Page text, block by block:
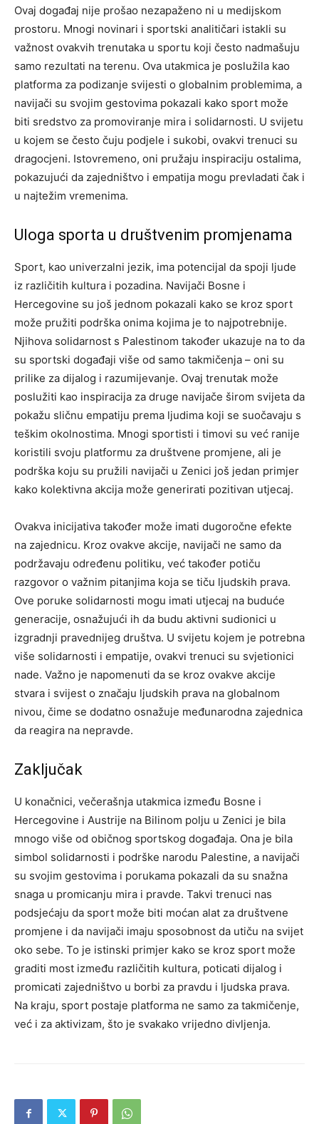
Ovaj događaj nije prošao nezapaženo ni u medijskom
prostoru. Mnogi novinari i sportski analitičari istakli su
važnost ovakvih trenutaka u sportu koji često nadmašuju
samo rezultati na terenu. Ova utakmica je poslužila kao
platforma za podizanje svijesti o globalnim problemima, a
navijači su svojim gestovima pokazali kako sport može
biti sredstvo za promoviranje mira i solidarnosti. U svijetu
u kojem se često čuju podjele i sukobi, ovakvi trenuci su
dragocjeni. Istovremeno, oni pružaju inspiraciju ostalima,
pokazujući da zajedništvo i empatija mogu prevladati čak i
u najtežim vremenima.
Uloga sporta u društvenim promjenama
Sport, kao univerzalni jezik, ima potencijal da spoji ljude
iz različitih kultura i pozadina. Navijači Bosne i
Hercegovine su još jednom pokazali kako se kroz sport
može pružiti podrška onima kojima je to najpotrebnije.
Njihova solidarnost s Palestinom također ukazuje na to da
su sportski događaji više od samo takmičenja – oni su
prilike za dijalog i razumijevanje. Ovaj trenutak može
poslužiti kao inspiracija za druge navijače širom svijeta da
pokažu sličnu empatiju prema ljudima koji se suočavaju s
teškim okolnostima. Mnogi sportisti i timovi su već ranije
koristili svoju platformu za društvene promjene, ali je
podrška koju su pružili navijači u Zenici još jedan primjer
kako kolektivna akcija može generirati pozitivan utjecaj.
Ovakva inicijativa također može imati dugoročne efekte
na zajednicu. Kroz ovakve akcije, navijači ne samo da
podržavaju određenu politiku, već također potiču
razgovor o važnim pitanjima koja se tiču ljudskih prava.
Ove poruke solidarnosti mogu imati utjecaj na buduće
generacije, osnažujući ih da budu aktivni sudionici u
izgradnji pravednijeg društva. U svijetu kojem je potrebna
više solidarnosti i empatije, ovakvi trenuci su svjetionici
nade. Važno je napomenuti da se kroz ovakve akcije
stvara i svijest o značaju ljudskih prava na globalnom
nivou, čime se dodatno osnažuje međunarodna zajednica
da reagira na nepravde.
Zaključak
U konačnici, večerašnja utakmica između Bosne i
Hercegovine i Austrije na Bilinom polju u Zenici je bila
mnogo više od običnog sportskog događaja. Ona je bila
simbol solidarnosti i podrške narodu Palestine, a navijači
su svojim gestovima i porukama pokazali da su snažna
snaga u promicanju mira i pravde. Takvi trenuci nas
podsjećaju da sport može biti moćan alat za društvene
promjene i da navijači imaju sposobnost da utiču na svijet
oko sebe. To je istinski primjer kako se kroz sport može
graditi most između različitih kultura, poticati dijalog i
promicati zajedništvo u borbi za pravdu i ljudska prava.
Na kraju, sport postaje platforma ne samo za takmičenje,
već i za aktivizam, što je svakako vrijedno divljenja.